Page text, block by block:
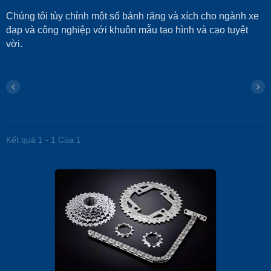
Chúng tôi tùy chỉnh một số bánh răng và xích cho ngành xe
đạp và công nghiệp với khuôn mẫu tạo hình và cạo tuyệt
vời.
Kết quả 1 - 1 Của 1